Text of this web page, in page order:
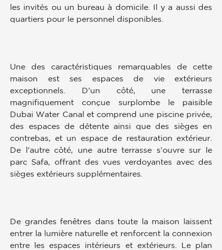
les invités ou un bureau à domicile. Il y a aussi des
quartiers pour le personnel disponibles.
Une des caractéristiques remarquables de cette
maison est ses espaces de vie extérieurs
exceptionnels. D'un côté, une terrasse
magnifiquement conçue surplombe le paisible
Dubai Water Canal et comprend une piscine privée,
des espaces de détente ainsi que des sièges en
contrebas, et un espace de restauration extérieur.
De l'autre côté, une autre terrasse s'ouvre sur le
parc Safa, offrant des vues verdoyantes avec des
sièges extérieurs supplémentaires.
De grandes fenêtres dans toute la maison laissent
entrer la lumière naturelle et renforcent la connexion
entre les espaces intérieurs et extérieurs. Le plan